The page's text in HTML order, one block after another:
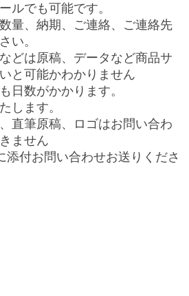
ルでも可能です。
量、納期、ご連絡、ご連絡先
い。
どは原稿、データなど商品サ
と可能かわかりません
日数がかかります。
します。
直筆原稿、ロゴはお問い合わ
ません
添付お問い合わせお送りくださ